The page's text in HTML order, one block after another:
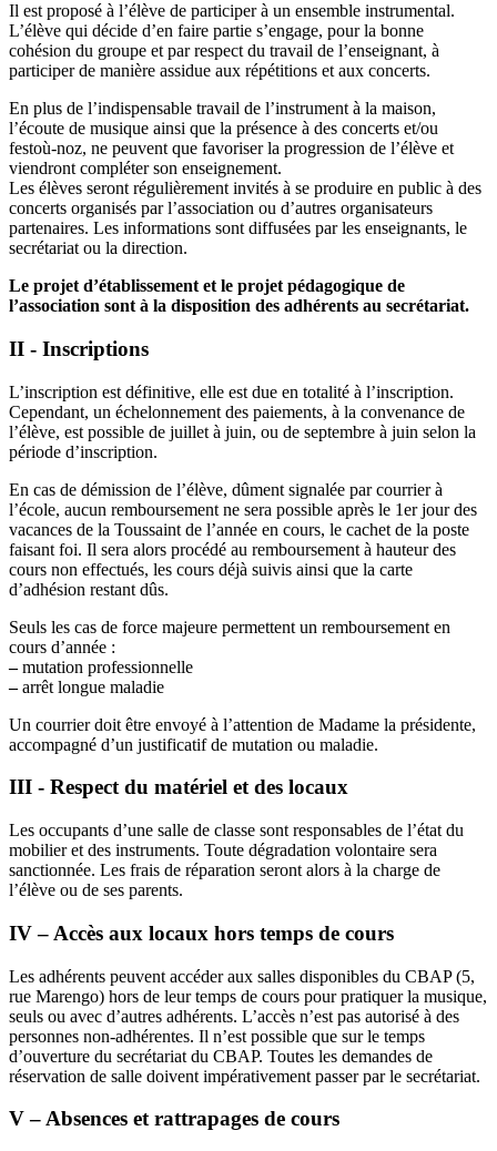
Il est proposé à l’élève de participer à un ensemble instrumental.
L’élève qui décide d’en faire partie s’engage, pour la bonne
cohésion du groupe et par respect du travail de l’enseignant, à
participer de manière assidue aux répétitions et aux concerts.
En plus de l’indispensable travail de l’instrument à la maison,
l’écoute de musique ainsi que la présence à des concerts et/ou
festoù-noz, ne peuvent que favoriser la progression de l’élève et
viendront compléter son enseignement.
Les élèves seront régulièrement invités à se produire en public à des
concerts organisés par l’association ou d’autres organisateurs
partenaires. Les informations sont diffusées par les enseignants, le
secrétariat ou la direction.
Le projet d’établissement et le projet pédagogique de
l’association sont à la disposition des adhérents au secrétariat.
II - Inscriptions
L’inscription est définitive, elle est due en totalité à l’inscription.
Cependant, un échelonnement des paiements, à la convenance de
l’élève, est possible de juillet à juin, ou de septembre à juin selon la
période d’inscription.
En cas de démission de l’élève, dûment signalée par courrier à
l’école, aucun remboursement ne sera possible après le 1er jour des
vacances de la Toussaint de l’année en cours, le cachet de la poste
faisant foi. Il sera alors procédé au remboursement à hauteur des
cours non effectués, les cours déjà suivis ainsi que la carte
d’adhésion restant dûs.
Seuls les cas de force majeure permettent un remboursement en
cours d’année :
–mutation professionnelle
–arrêt longue maladie
Un courrier doit être envoyé à l’attention de Madame la présidente,
accompagné d’un justificatif de mutation ou maladie.
III - Respect du matériel et des locaux
Les occupants d’une salle de classe sont responsables de l’état du
mobilier et des instruments. Toute dégradation volontaire sera
sanctionnée. Les frais de réparation seront alors à la charge de
l’élève ou de ses parents.
IV – Accès aux locaux hors temps de cours
Les adhérents peuvent accéder aux salles disponibles du CBAP (5,
rue Marengo) hors de leur temps de cours pour pratiquer la musique,
seuls ou avec d’autres adhérents. L’accès n’est pas autorisé à des
personnes non-adhérentes. Il n’est possible que sur le temps
d’ouverture du secrétariat du CBAP. Toutes les demandes de
réservation de salle doivent impérativement passer par le secrétariat.
V – Absences et rattrapages de cours